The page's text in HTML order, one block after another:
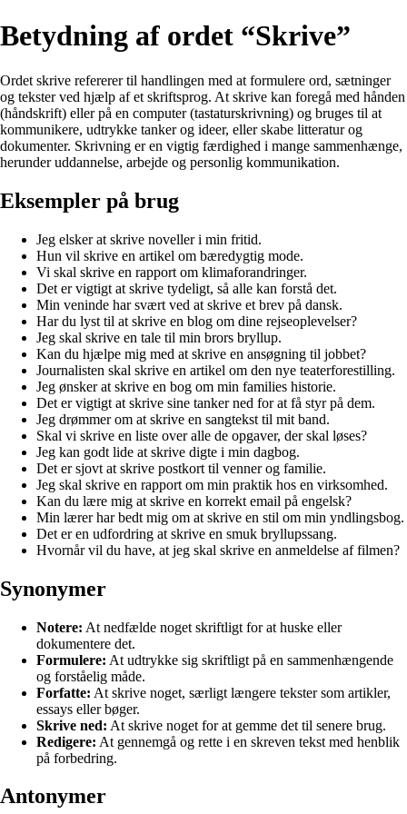
Betydning af ordet “Skrive”
Ordet skrive refererer til handlingen med at formulere ord, sætninger
og tekster ved hjælp af et skriftsprog. At skrive kan foregå med hånden
(håndskrift) eller på en computer (tastaturskrivning) og bruges til at
kommunikere, udtrykke tanker og ideer, eller skabe litteratur og
dokumenter. Skrivning er en vigtig færdighed i mange sammenhænge,
herunder uddannelse, arbejde og personlig kommunikation.
Eksempler på brug
Jeg elsker at skrive noveller i min fritid.
Hun vil skrive en artikel om bæredygtig mode.
Vi skal skrive en rapport om klimaforandringer.
Det er vigtigt at skrive tydeligt, så alle kan forstå det.
Min veninde har svært ved at skrive et brev på dansk.
Har du lyst til at skrive en blog om dine rejseoplevelser?
Jeg skal skrive en tale til min brors bryllup.
Kan du hjælpe mig med at skrive en ansøgning til jobbet?
Journalisten skal skrive en artikel om den nye teaterforestilling.
Jeg ønsker at skrive en bog om min families historie.
Det er vigtigt at skrive sine tanker ned for at få styr på dem.
Jeg drømmer om at skrive en sangtekst til mit band.
Skal vi skrive en liste over alle de opgaver, der skal løses?
Jeg kan godt lide at skrive digte i min dagbog.
Det er sjovt at skrive postkort til venner og familie.
Jeg skal skrive en rapport om min praktik hos en virksomhed.
Kan du lære mig at skrive en korrekt email på engelsk?
Min lærer har bedt mig om at skrive en stil om min yndlingsbog.
Det er en udfordring at skrive en smuk bryllupssang.
Hvornår vil du have, at jeg skal skrive en anmeldelse af filmen?
Synonymer
Notere: At nedfælde noget skriftligt for at huske eller
dokumentere det.
Formulere: At udtrykke sig skriftligt på en sammenhængende
og forståelig måde.
Forfatte: At skrive noget, særligt længere tekster som artikler,
essays eller bøger.
Skrive ned: At skrive noget for at gemme det til senere brug.
Redigere: At gennemgå og rette i en skreven tekst med henblik
på forbedring.
Antonymer